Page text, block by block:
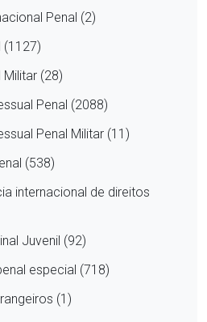
Penal (2)
(1127)
Militar (28)
Penal (2088)
Penal Militar (11)
(538)
internacional de direitos
Juvenil (92)
especial (718)
(1)